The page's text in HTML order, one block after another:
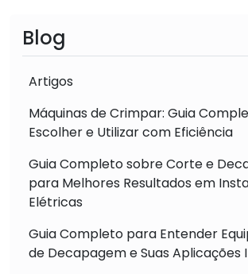
Blog
Artigos
Máquinas de Crimpar: Guia
Escolher e Utilizar com Eficiência
Guia Completo sobre Corte e
para Melhores Resultados em
Elétricas
Guia Completo para Entender
de Decapagem e Suas Aplicações